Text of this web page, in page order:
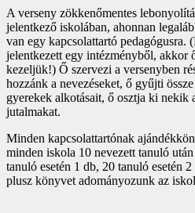
A verseny zökkenőmentes
jelentkező iskolában, ahonnan
van egy kapcsolattartó pedagógusra.
jelentkezett egy intézményből, akkor
kezeljük!) Ő szervezi a versenyben
hozzánk a nevezéseket, ő gyűjti
gyerekek alkotásait, ő osztja ki nekik
jutalmakat.
Minden kapcsolattartónak
minden iskola 10 nevezett tanuló
tanuló esetén 1 db, 20 tanuló esetén
plusz könyvet adományozunk az